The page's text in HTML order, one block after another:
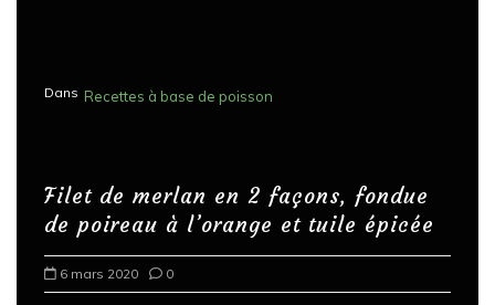
Dans Recettes à base de poisson
Filet de merlan en 2 façons, fondue
de poireau à l’orange et tuile épicée
6 mars 2020 0